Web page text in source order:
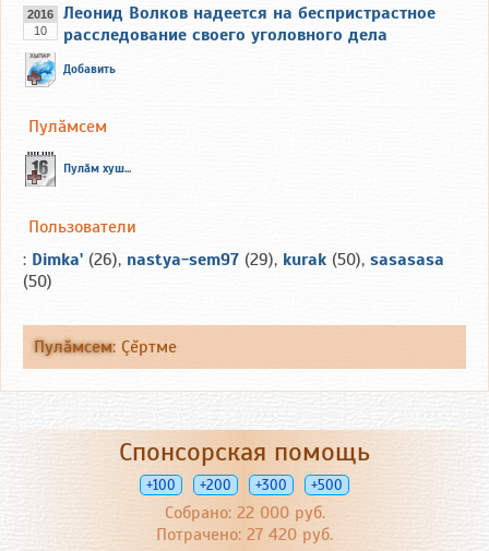
2016
10
Леонид Волков надеется на беспристрастное
расследование своего уголовного дела
Добавить
Пулăмсем
Пулăм хуш...
Пользователи
: Dimka' (26), nastya-sem97 (29), kurak (50), sasasasa
(50)
Пулăмсем: Çĕртме
Спонсорская помощь
+100 +200 +300 +500
Собрано: 22 000 руб.
Потрачено: 27 420 руб.